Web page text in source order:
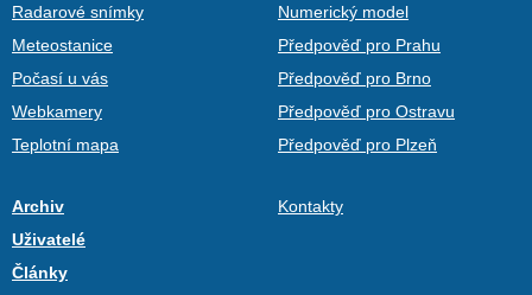
Radarové snímky
Meteostanice
Počasí u vás
Webkamery
Teplotní mapa
Numerický model
Předpověď pro Prahu
Předpověď pro Brno
Předpověď pro Ostravu
Předpověď pro Plzeň
Archiv
Uživatelé
Články
Kontakty